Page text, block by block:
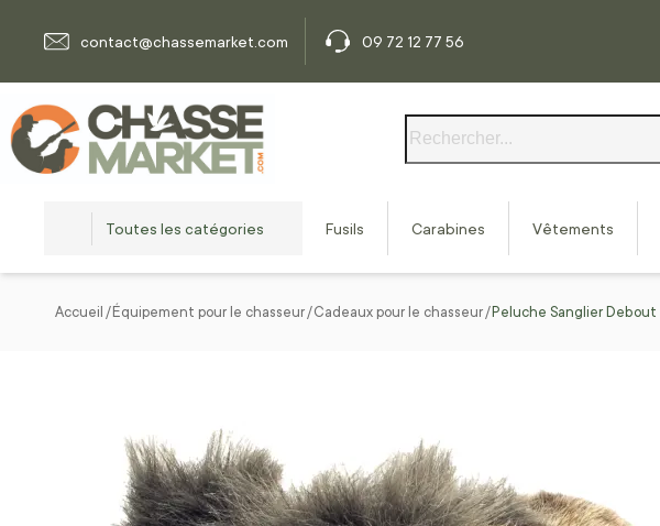
contact@chassemarket.com
09 72 12 77 56
Toutes les catégories Fusils Carabines Vêtements
Accueil Équipement pour le chasseur Cadeaux pour le chasseur Peluche Sanglier Debout